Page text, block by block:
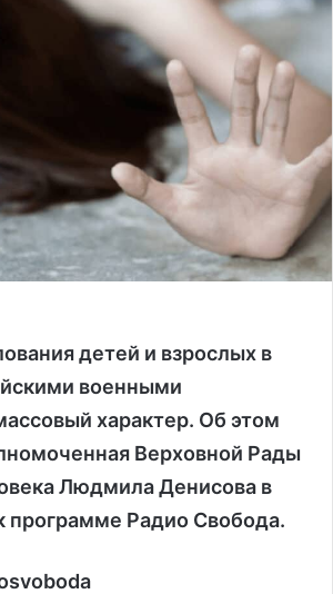
a
l
детей и взрослых в
военными
характер. Об этом
Верховной Рады
Людмила Денисова в
программе Радио Свобода.